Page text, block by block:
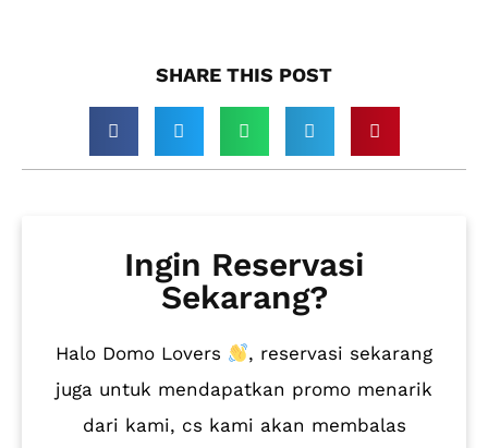
SHARE THIS POST​
Ingin Reservasi
Sekarang?
Halo Domo Lovers
, reservasi sekarang
juga untuk mendapatkan promo menarik
dari kami, cs kami akan membalas